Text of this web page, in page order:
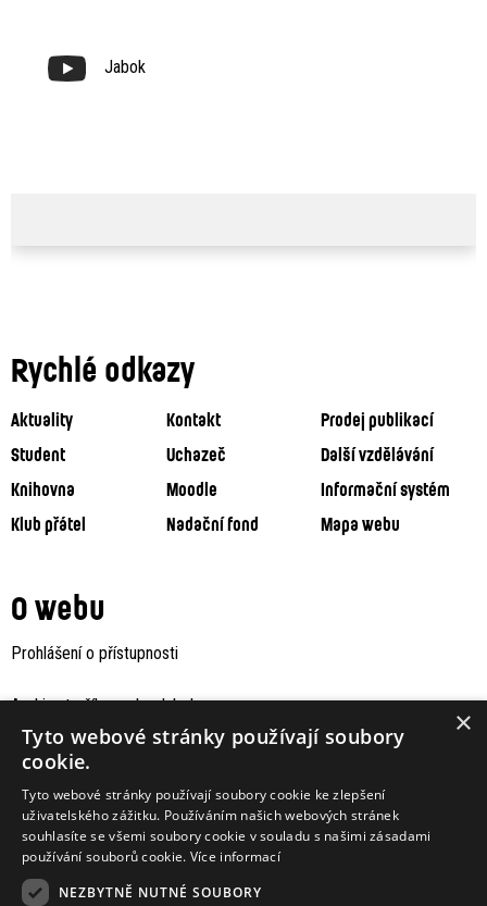
Jabok
Rychlé odkazy
Aktuality Kontakt
Prodej publikací
Student
Uchazeč
Další vzdělávání
Knihovna
Moodle
Informační systém
Klub přátel
Nadační fond Mapa webu
O webu
Prohlášení o přístupnosti
Archiv staršího webu Jaboku ×
Tyto webové stránky používají soubory
cookie.
Tyto webové stránky používají soubory cookie ke zlepšení
uživatelského zážitku. Používáním našich webových stránek
souhlasíte se všemi soubory cookie v souladu s našimi zásadami
používání souborů cookie. Více informací
NEZBYTNĚ NUTNÉ SOUBORY